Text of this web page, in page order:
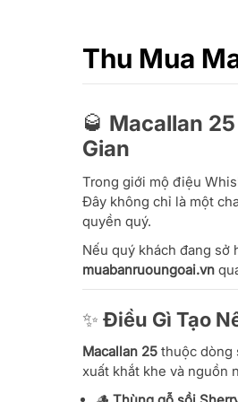
Thu Mua
🥃 Macallan
Gian
Trong giới mộ điệu
Đây không chỉ là một
quyền quý.
Nếu quý khách đang
muabanruoungoai.vn
✨ Điều Gì Tạo
Macallan 25 thuộc dòng
xuất khắt khe và nguồn